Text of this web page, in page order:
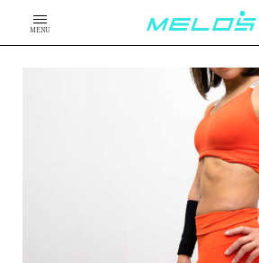
MENU